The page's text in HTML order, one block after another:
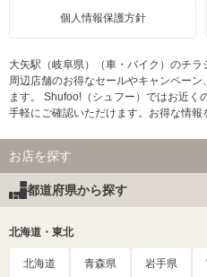
個人情報保護方針
大矢駅（岐阜県）（車・バイク）のチラ
周辺店舗のお得なセールやキャンペー
ます。 Shufoo!（シュフー）ではお近く
手軽にご確認いただけます。お得な情報
お店を探す
都道府県から探す
北海道・東北
北海道 青森県 岩手県